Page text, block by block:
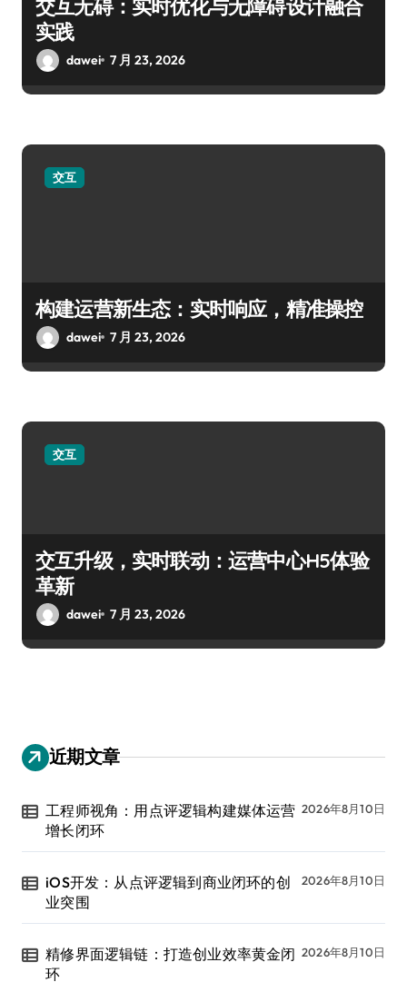
交互无碍：实时优化与无障碍设计融合
实践
dawei 7 月 23, 2026
交互
构建运营新生态：实时响应，精准操控
dawei 7 月 23, 2026
交互
交互升级，实时联动：运营中心H5体验
革新
dawei 7 月 23, 2026
近期文章
工程师视角：用点评逻辑构建媒体运营
增长闭环
2026年8月10日
iOS开发：从点评逻辑到商业闭环的创
业突围
2026年8月10日
精修界面逻辑链：打造创业效率黄金闭
环
2026年8月10日